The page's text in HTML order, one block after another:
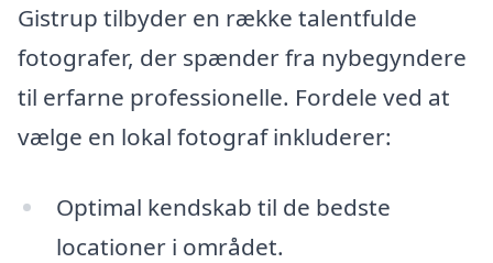
Gistrup tilbyder en række talentfulde
fotografer, der spænder fra nybegyndere
til erfarne professionelle. Fordele ved at
vælge en lokal fotograf inkluderer:
Optimal kendskab til de bedste
locationer i området.